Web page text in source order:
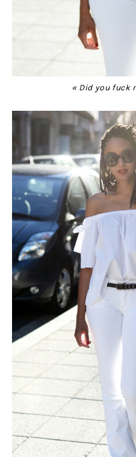
« Did you fuck